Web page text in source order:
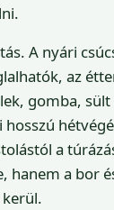
A nyári
az
gomba,
a
hanem a bor